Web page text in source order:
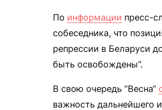
По информации пресс-
собеседника, что
репрессии в Беларуси
быть освобождены“.
В свою очередь “Весна“
важность дальнейшего